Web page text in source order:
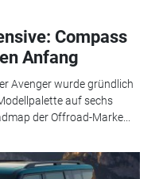
Compass
Anfang
Avenger wurde gründlich
auf sechs
der Offroad-Marke...